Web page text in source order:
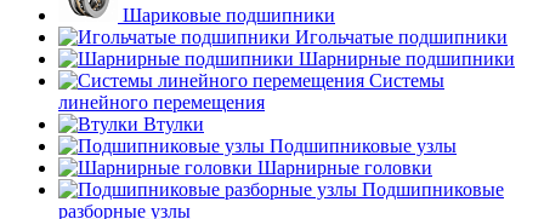
Шариковые подшипники
Игольчатые подшипники
Шарнирные подшипники
Системы
линейного перемещения
Втулки
Подшипниковые узлы
Шарнирные головки
Подшипниковые
разборные узлы